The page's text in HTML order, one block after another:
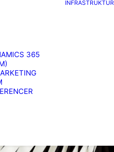
365
INFRASTRUKTUR